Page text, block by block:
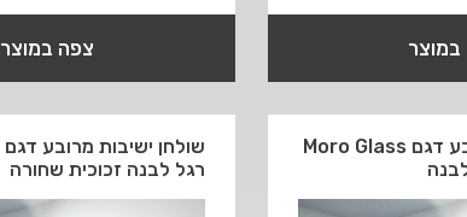
צפה במוצר
שולחן ישיבות מרובע דגם Moro Glass
רגל לבנה זכוכית שחורה